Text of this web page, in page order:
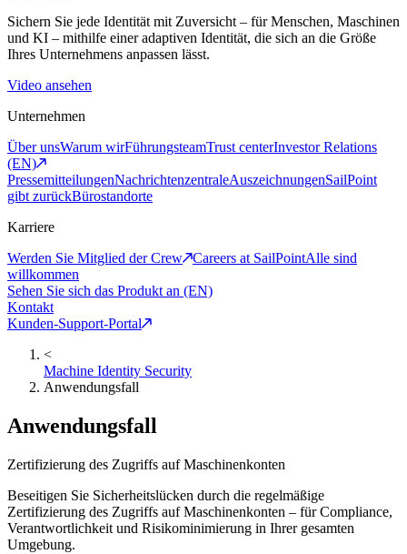
Sichern Sie jede Identität mit Zuversicht – für Menschen, Maschinen
und KI – mithilfe einer adaptiven Identität, die sich an die Größe
Ihres Unternehmens anpassen lässt.
Video ansehen
Unternehmen
Über unsWarum wirFührungsteamTrust centerInvestor Relations
(EN)
PressemitteilungenNachrichtenzentraleAuszeichnungenSailPoint
gibt zurückBürostandorte
Karriere
Werden Sie Mitglied der Crew
Careers at SailPointAlle sind
willkommen
Sehen Sie sich das Produkt an (EN)
Kontakt
Kunden-Support-Portal
<
Machine Identity Security
Anwendungsfall
Anwendungsfall
Zertifizierung des Zugriffs auf Maschinenkonten
Beseitigen Sie Sicherheitslücken durch die regelmäßige
Zertifizierung des Zugriffs auf Maschinenkonten – für Compliance,
Verantwortlichkeit und Risikominimierung in Ihrer gesamten
Umgebung.